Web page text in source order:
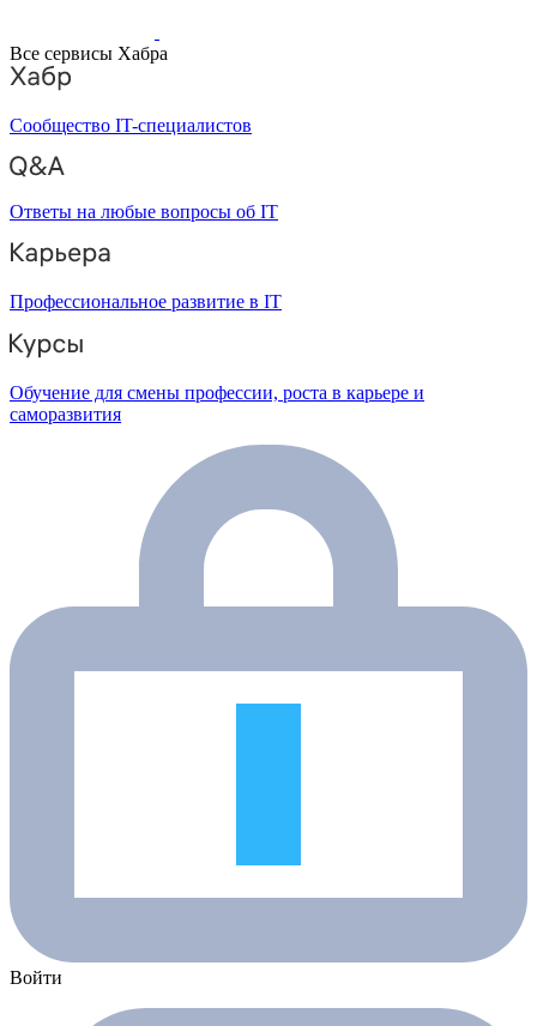
Все сервисы Хабра
Сообщество IT-специалистов
Ответы на любые вопросы об IT
Профессиональное развитие в IT
Обучение для смены профессии, роста в карьере и
саморазвития
Войти